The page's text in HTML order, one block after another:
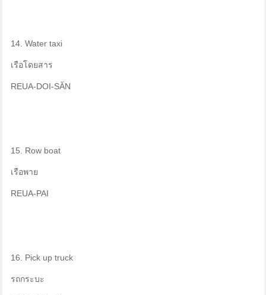
14. Water taxi
เรือโดยสาร
REUA-DOI-SĂN
15. Row boat
เรือพาย
REUA-PAI
16. Pick up truck
รถกระบะ